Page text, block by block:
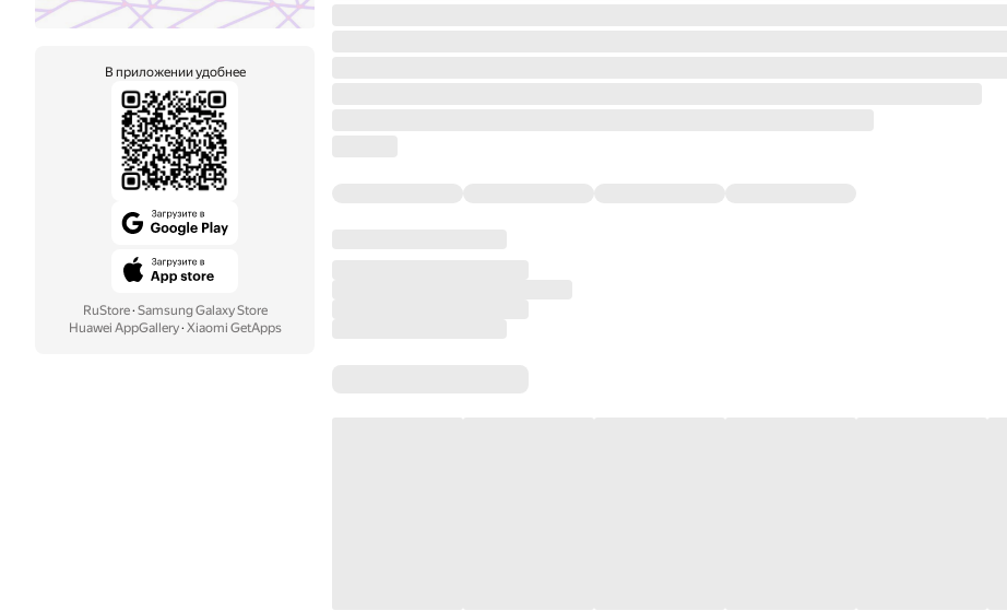
В приложении удобнее
RuStore· Samsung Galaxy Store
Huawei AppGallery· Xiaomi GetApps